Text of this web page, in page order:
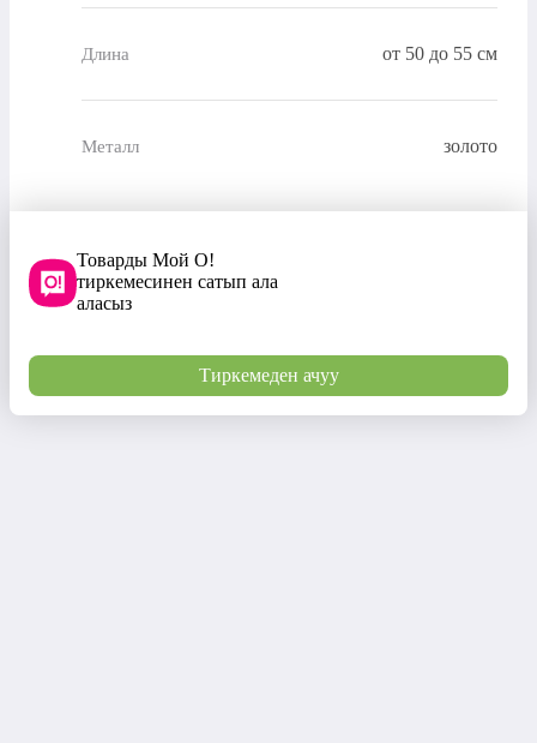
Длина от 50 до 55 см
Металл золото
Товарды Мой О!
тиркемесинен сатып ала
аласыз
Тиркемеден ачуу